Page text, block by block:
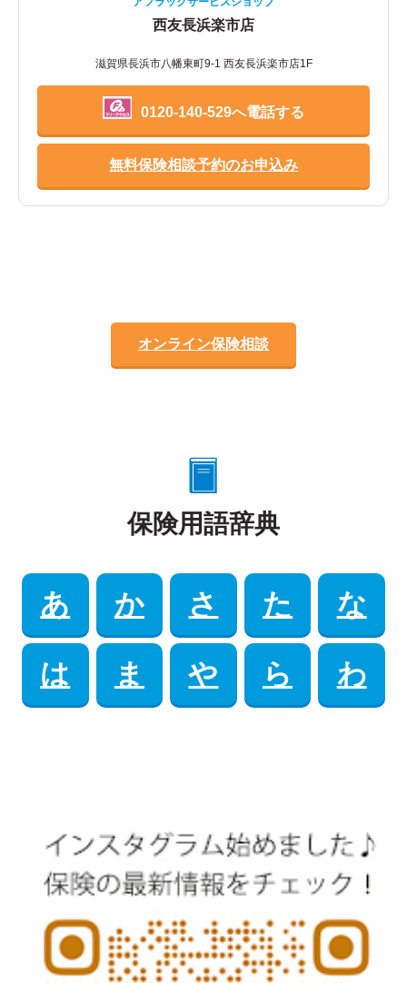
西友長浜楽市店
滋賀県長浜市八幡東町9-1 西友長浜楽市店1F
0120-140-529へ電話する
無料保険相談予約のお申込み
オンライン保険相談
保険用語辞典
あ か さ た な
は ま や ら わ